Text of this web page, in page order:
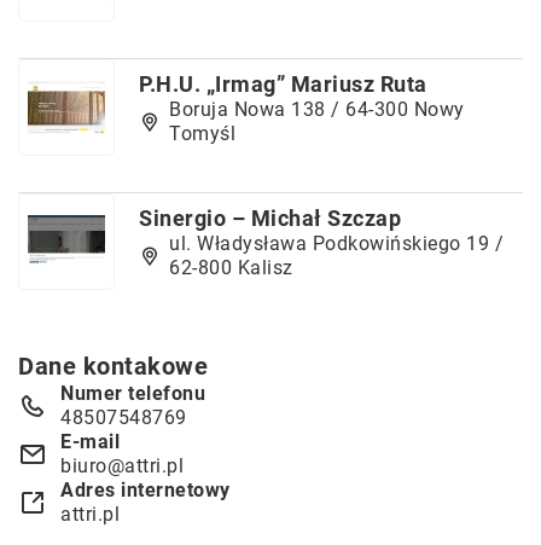
P.H.U. „Irmag” Mariusz Ruta
Boruja Nowa 138 / 64-300 Nowy
Tomyśl
Sinergio – Michał Szczap
ul. Władysława Podkowińskiego 19 /
62-800 Kalisz
Dane kontakowe
Numer telefonu
48507548769
E-mail
biuro@attri.pl
Adres internetowy
attri.pl